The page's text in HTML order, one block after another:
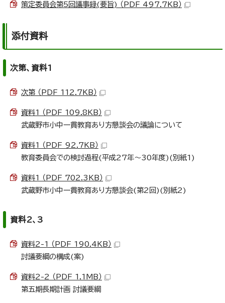
策定委員会第5回議事録(要旨) （PDF 497.7KB）
添付資料
次第、資料1
次第 （PDF 112.7KB）
資料1 （PDF 109.8KB）
武蔵野市小中一貫教育あり方懇談会の議論について
資料1 （PDF 92.7KB）
教育委員会での検討過程(平成27年～30年度)(別紙1)
資料1 （PDF 702.3KB）
武蔵野市小中一貫教育あり方懇談会(第2回)(別紙2)
資料2、3
資料2-1 （PDF 190.4KB）
討議要綱の構成(案)
資料2-2 （PDF 1.1MB）
第五期長期計画 討議要綱